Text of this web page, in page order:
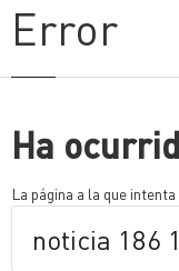
Error
Ha
La página a la que